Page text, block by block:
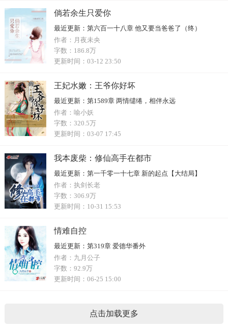
倘若余生只爱你
最近更新： 第六百一十八章 他又要当爸爸了（终）
作者： 月夜未央
字数： 186.8万
更新时间： 03-12 23:50
王妃水嫩：王爷你好坏
最近更新： 第1589章 两情缱绻，相伴永远
作者： 喻小妖
字数： 320.5万
更新时间： 03-07 17:45
我本废柴：修仙高手在都市
最近更新： 第一千零一十七章 新的起点【大结局】
作者： 执剑长老
字数： 306.9万
更新时间： 10-31 15:53
情难自控
最近更新： 第319章 爱德华番外
作者： 九月公子
字数： 92.9万
更新时间： 06-25 15:00
点击加载更多